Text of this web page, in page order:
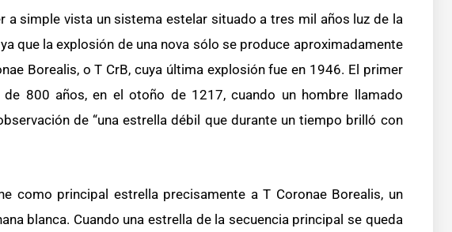
a simple vista un sistema estelar situado a tres mil años luz de la
que la explosión de una nova sólo se produce aproximadamente
Borealis, o T CrB, cuya última explosión fue en 1946. El primer
800 años, en el otoño de 1217, cuando un hombre llamado
de “una estrella débil que durante un tiempo brilló con
como principal estrella precisamente a T Coronae Borealis, un
blanca. Cuando una estrella de la secuencia principal se queda